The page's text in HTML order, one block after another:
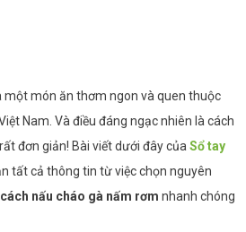
một món ăn thơm ngon và quen thuộc
Nam. Và điều đáng ngạc nhiên là cách
rất đơn giản! Bài viết dưới đây củaSổ tay
tất cả thông tin từ việc chọn nguyên
cách nấu cháo gà nấm rơm nhanh chóng